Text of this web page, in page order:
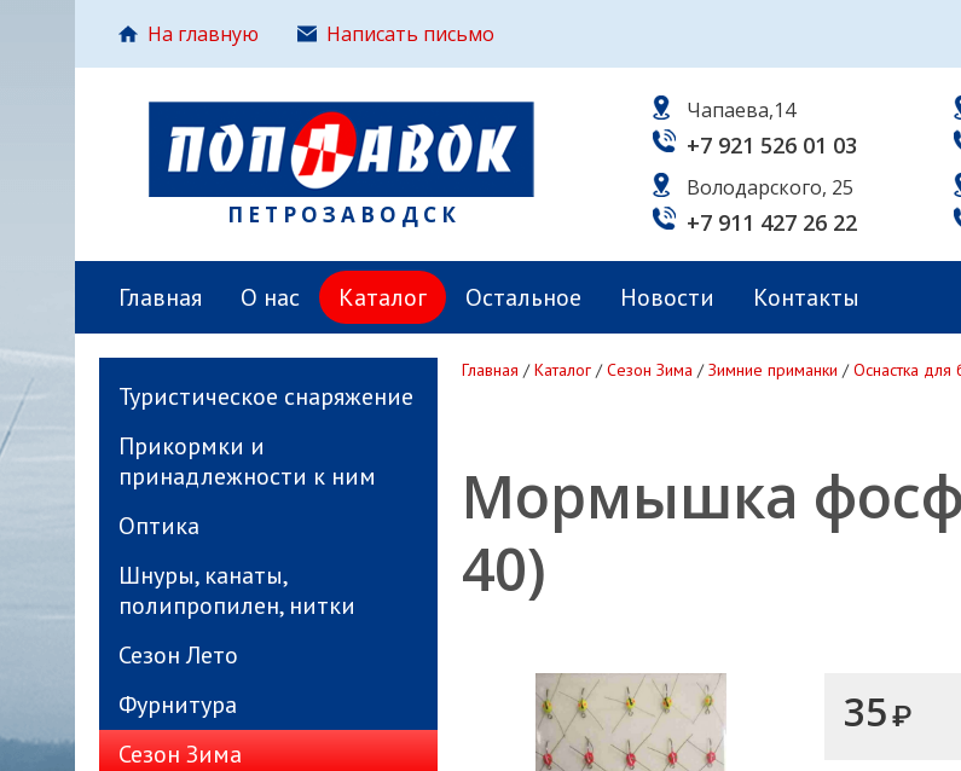
На главную Написать письмо
ПЕТРОЗАВОДСК
Чапаева,14
+7 921 526 01 03
Володарского, 25
+7 911 427 26 22
Главная О нас Каталог Остальное Новости Контакты
Туристическое снаряжение
Прикормки и
принадлежности к ним
Оптика
Шнуры, канаты,
полипропилен, нитки
Сезон Лето
Фурнитура
Сезон Зима
Главная /Каталог /Сезон Зима /Зимние приманки /Оснастка для
Мормышка
40)
35₽